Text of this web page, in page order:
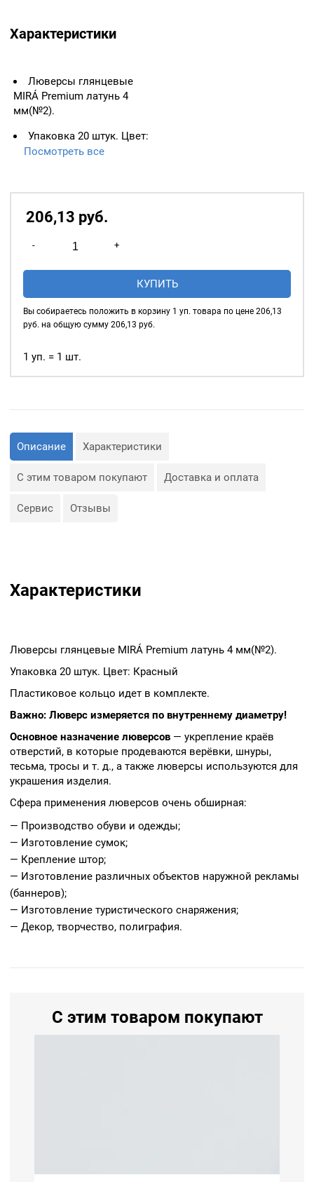
Характеристики
Люверсы глянцевые
MIRÁ Premium латунь 4
мм(№2).
Упаковка 20 штук. Цвет:
Красный
идет в комплекте.
Важно: Люверс
внутреннему диаметру!
Основное назначение
краёв отверстий, в которые
продеваются верёвки,
шнуры, тесьма, тросы и т.
используются для
украшения изделия.
одежды;
— Изготовление сумок;
— Изготовление различных
— Изготовление
Посмотреть все
206,13 руб.
-
товара
Люверсы
(№2)
Premium
+
КУПИТЬ
Вы собираетесь положить в корзину 1 уп. товара по цене 206,13
руб. на общую сумму 206,13 руб.
1 уп. = 1 шт.
Описание Характеристики
С этим товаром покупают Доставка и оплата
Сервис Отзывы
Характеристики
Люверсы глянцевые MIRÁ Premium латунь 4 мм(№2).
Упаковка 20 штук. Цвет: Красный
Пластиковое кольцо идет в комплекте.
Важно: Люверс измеряется по внутреннему диаметру!
Основное назначение люверсов — укрепление краёв
отверстий, в которые продеваются верёвки, шнуры,
тесьма, тросы и т. д., а также люверсы используются для
украшения изделия.
Сфера применения люверсов очень обширная:
— Производство обуви и одежды;
— Изготовление сумок;
— Крепление штор;
— Изготовление различных объектов наружной рекламы
(баннеров);
— Изготовление туристического снаряжения;
— Декор, творчество, полиграфия.
С этим товаром покупают